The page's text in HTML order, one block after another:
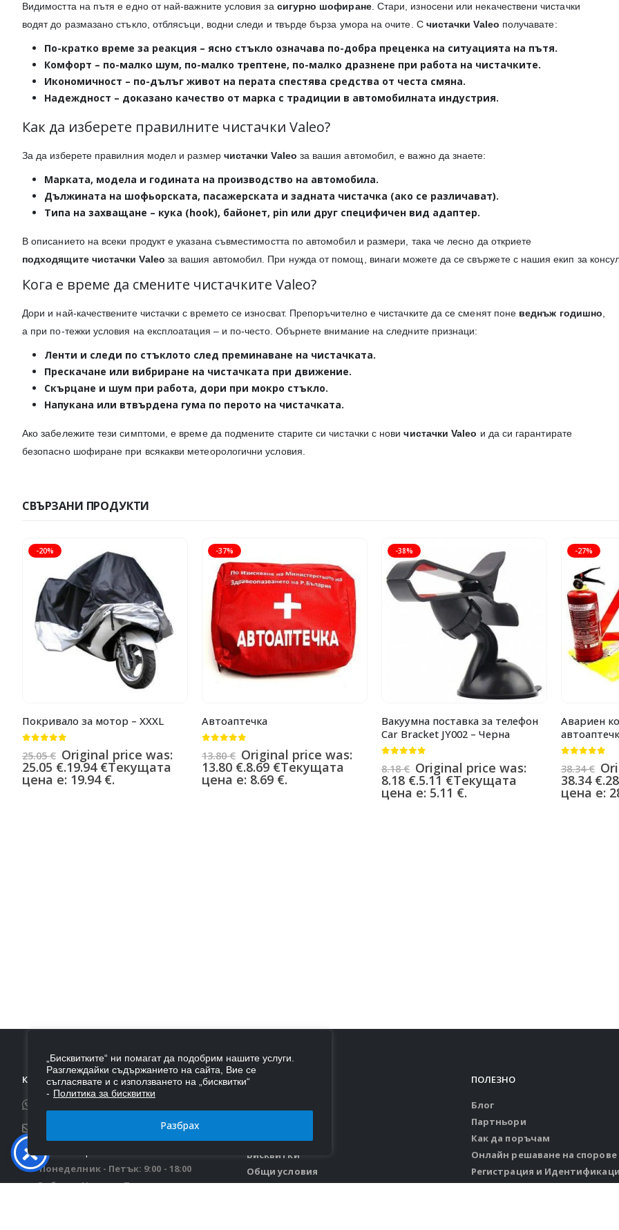
„Бисквитките“ ни помагат да подобрим нашите услуги.
Разглеждайки съдържанието на сайта, Вие се
съгласявате и с използването на „бисквитки“
- Политика за бисквитки
Разбрах
Видимостта на пътя е едно от най-важните условия за сигурно шофиране. Стари, износени или некачествени чистачки
водят до размазано стъкло, отблясъци, водни следи и твърде бърза умора на очите. С чистачки Valeo получавате:
По-кратко време за реакция – ясно стъкло означава по-добра преценка на ситуацията на пътя.
Комфорт – по-малко шум, по-малко трептене, по-малко дразнене при работа на чистачките.
Икономичност – по-дълъг живот на перата спестява средства от честа смяна.
Надеждност – доказано качество от марка с традиции в автомобилната индустрия.
Как да изберете правилните чистачки Valeo?
За да изберете правилния модел и размер чистачки Valeo за вашия автомобил, е важно да знаете:
Марката, модела и годината на производство на автомобила.
Дължината на шофьорската, пасажерската и задната чистачка (ако се различават).
Типа на захващане – кука (hook), байонет, pin или друг специфичен вид адаптер.
В описанието на всеки продукт е указана съвместимостта по автомобил и размери, така че лесно да откриете
подходящите чистачки Valeo за вашия автомобил. При нужда от помощ, винаги можете да се свържете с нашия екип за
Кога е време да смените чистачките Valeo?
Дори и най-качествените чистачки с времето се износват. Препоръчително е чистачките да се сменят поне веднъж годишно
а при по-тежки условия на експлоатация – и по-често. Обърнете внимание на следните признаци:
Ленти и следи по стъклото след преминаване на чистачката.
Прескачане или вибриране на чистачката при движение.
Скърцане и шум при работа, дори при мокро стъкло.
Напукана или втвърдена гума по перото на чистачката.
Ако забележите тези симптоми, е време да подмените старите си чистачки с новичистачки Valeo и да си гарантирате
безопасно шофиране при всякакви метеорологични условия.
СВЪРЗАНИ ПРОДУКТИ
-20%
Покривало за мотор – XXXL
25.05€ Original price was:
25.05 €.19.94 €Текущата
цена е: 19.94 €.
-37%
Автоаптечка
13.80€ Original price was:
13.80 €.8.69 €Текущата
цена е: 8.69 €.
-38%
Вакуумна поставка за телефон
Car Bracket JY002 – Черна
8.18€ Original price was:
8.18 €.5.11 €Текущата
цена е: 5.11 €.
-27%
Авариен
38.34€
38.34 €.
цена е:
КОНТАКТИ
autoportbg@gmail.com
Понеделник - Петък: 9:00 - 18:00
Събота - Неделя: Почивни дни
ИНФОРМАЦИЯ
Контакти
Бисквитки
Общи условия
ПОЛЕЗНО
Блог
Партньори
Как да поръчам
Онлайн решаване на спорове
Регистрация и